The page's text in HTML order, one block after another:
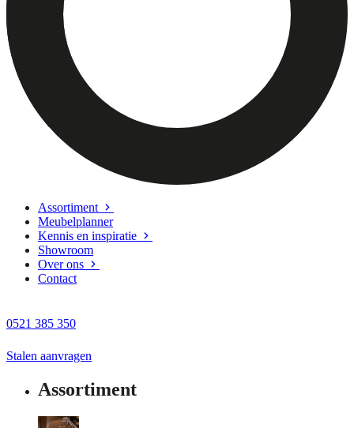
Assortiment
Meubelplanner
Kennis en inspiratie
Showroom
Over ons
Contact
0521 385 350
Stalen aanvragen
Assortiment